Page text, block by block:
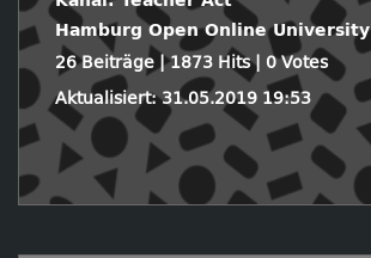
Hamburg Open Online University
26 Beiträge | 1873 Hits | 0 Votes
Aktualisiert: 31.05.2019 19:53